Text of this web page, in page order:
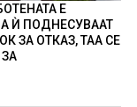
Е
Ѝ ПОДНЕСУВААТ
ЗА ОТКАЗ, ТАА СЕ